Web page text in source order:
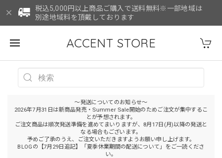
税込5,000円以上商品ご購入で送料無料※一部地域は
別途地域料を頂戴しております
ACCENT STORE
～発送についてのお知らせ～
2026年7月31日は新商品発売・Summer Sale開始のためご注文が集中するこ
とが予想されます。
ご注文商品は順次発送準備を進めてまいりますが、8月17日(月)以降の発送と
なる場合もございます。
予めご了承のうえ、ご注文いただきますようお願い申し上げます。
BLOGの【7月29日追記】「夏季休業期間の配送について」をご一読くださ
い。